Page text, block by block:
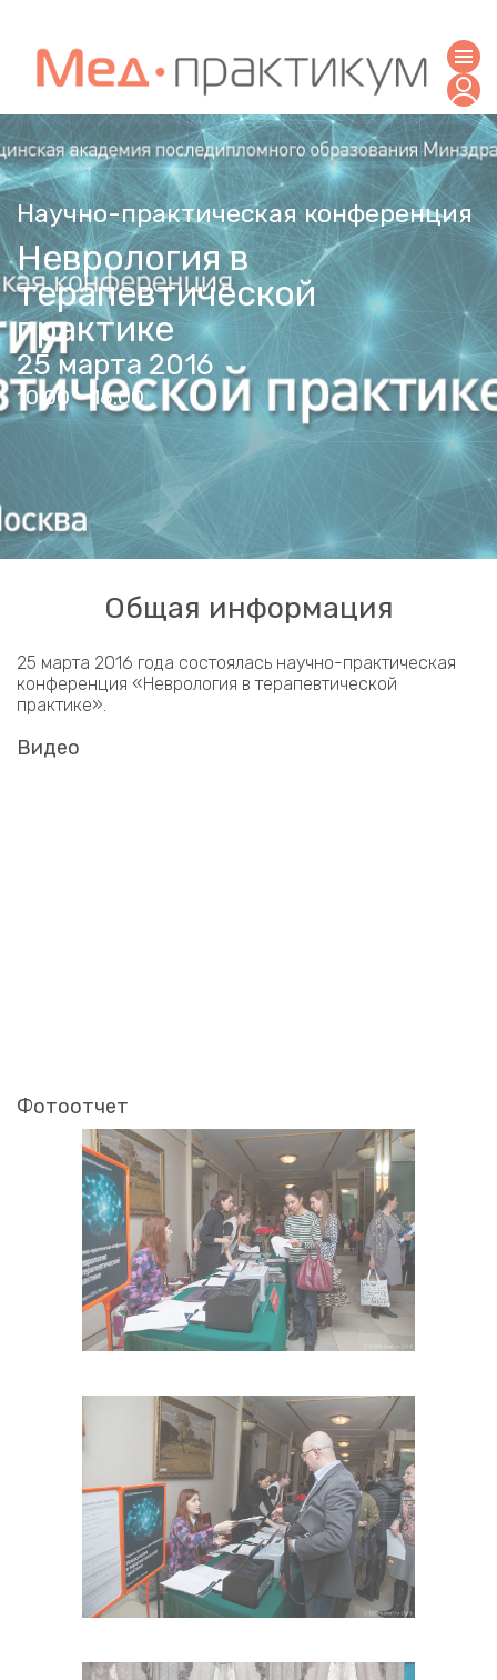
Научно-практическая конференция
Неврология в
терапевтической
практике
25 марта 2016
10:00 - 16:00
Общая информация
25 марта 2016 года состоялась научно-практическая
конференция «Неврология в терапевтической
практике».
Видео
Фотоотчет